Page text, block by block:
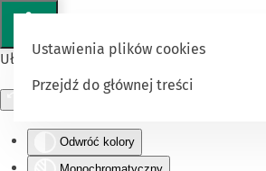
Ułatwienia dostępu
Odwróć kolory
Ustawienia plików cookies
Przejdź do głównej treści